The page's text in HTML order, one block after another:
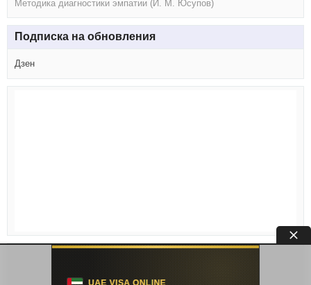
Методика диагностики эмпатии (И. М. Юсупов)
Подписка на обновления
Дзен